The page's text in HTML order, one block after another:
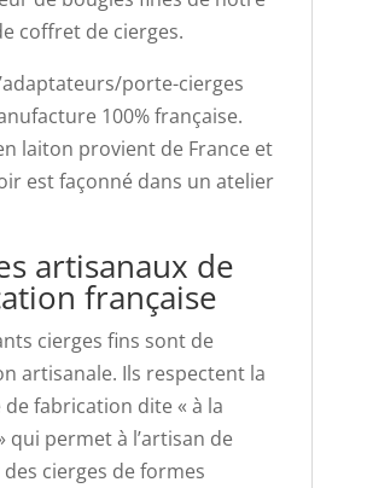
coffret de cierges.
porte-cierges
100% française.
laiton provient de France et
est façonné dans un atelier
artisanaux de
française
cierges fins sont de
artisanale. Ils respectent la
fabrication dite « à la
qui permet à l’artisan de
cierges de formes